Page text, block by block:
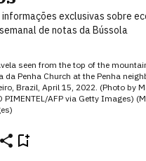
exclusivas sobre
de notas da Bússola
seen from the top of the
da Penha Church at the Penha
Brazil, April 15, 2022. (Photo by
PIMENTEL/AFP via Getty Images)